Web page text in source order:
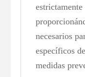
necesarios
específicos
medidas